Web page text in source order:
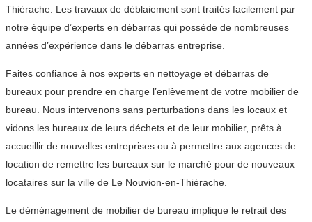
Thiérache. Les travaux de déblaiement sont traités facilement par
notre équipe d’experts en débarras qui possède de nombreuses
années d’expérience dans le débarras entreprise.
Faites confiance à nos experts en nettoyage et débarras de
bureaux pour prendre en charge l’enlèvement de votre mobilier de
bureau. Nous intervenons sans perturbations dans les locaux et
vidons les bureaux de leurs déchets et de leur mobilier, prêts à
accueillir de nouvelles entreprises ou à permettre aux agences de
location de remettre les bureaux sur le marché pour de nouveaux
locataires sur la ville de Le Nouvion-en-Thiérache.
Le déménagement de mobilier de bureau implique le retrait des